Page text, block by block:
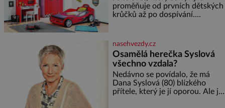
proměňuje od prvních dětských
krůčků až po dospívání.
soustředění i odpočinek a
reaguje na každou etapu života
a specifické potřeby dítěte. Pro
nejmenší je klíčová
jednoduchost, měkkost a
bezpečí, proto by pokoj
miminka měl působit především
nasehvezdy.cz
Osamělá herečka Syslová
všechno vzdala?
Nedávno se povídalo, že má
Dana Syslová (80) blízkého
přítele, který je jí oporou. Ale je